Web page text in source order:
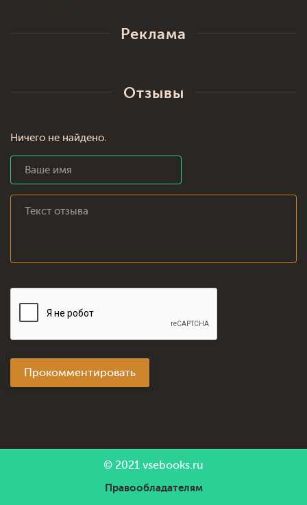
Реклама
Отзывы
Ничего не найдено.
Прокомментировать
© 2021 vsebooks.ru
Правообладателям